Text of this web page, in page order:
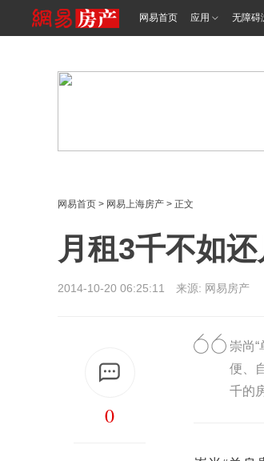
网易首页 应用 无障碍
网易首页 > 网易上海房产 > 正文
月租3千不如
2014-10-20 06:25:11 来源: 网易房产
0
崇尚
便、
千的